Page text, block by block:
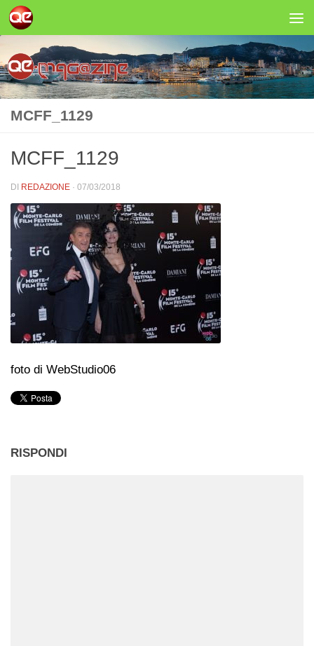
Salta al contenuto
MCFF_1129
MCFF_1129
DI REDAZIONE · 07/03/2018
foto di WebStudio06
RISPONDI